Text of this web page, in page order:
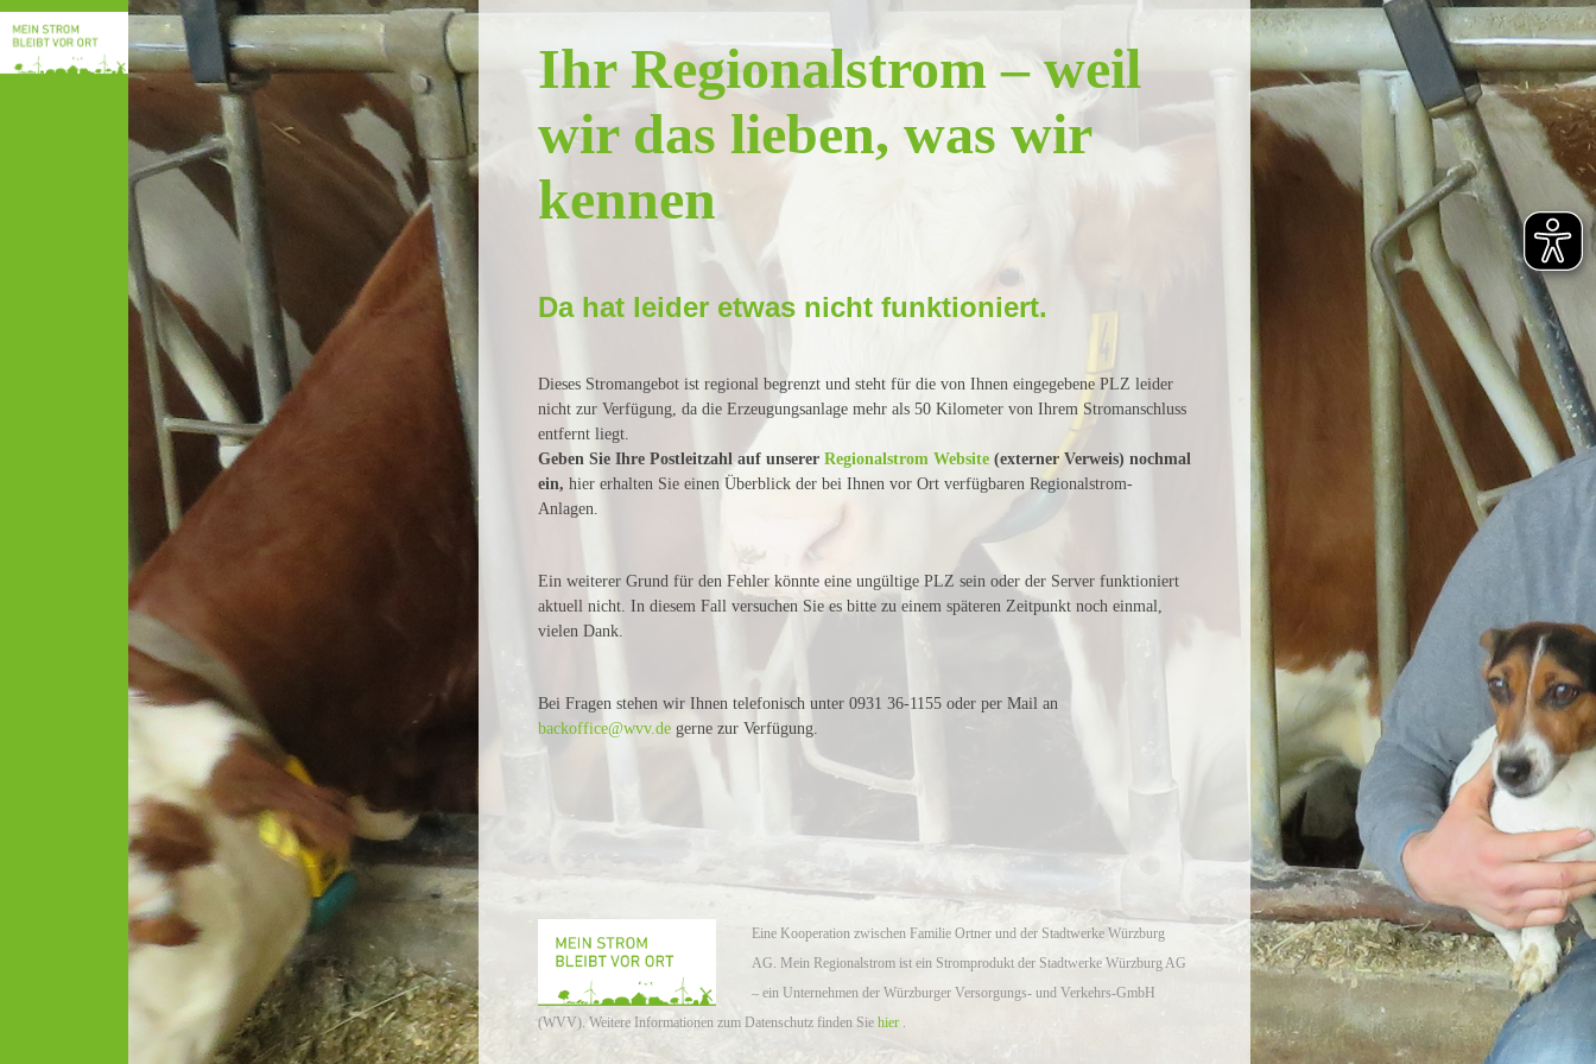
Ihr Regionalstrom – weil
wir das lieben, was wir
kennen
Da hat leider etwas nicht funktioniert.
Dieses Stromangebot ist regional begrenzt und steht für die von Ihnen eingegebene PLZ leider
nicht zur Verfügung, da die Erzeugungsanlage mehr als 50 Kilometer von Ihrem Stromanschluss
entfernt liegt.
Geben Sie Ihre Postleitzahl auf unsererRegionalstrom Website (externer Verweis) nochmal
ein, hier erhalten Sie einen Überblick der bei Ihnen vor Ort verfügbaren Regionalstrom-
Anlagen.
Ein weiterer Grund für den Fehler könnte eine ungültige PLZ sein oder der Server funktioniert
aktuell nicht. In diesem Fall versuchen Sie es bitte zu einem späteren Zeitpunkt noch einmal,
vielen Dank.
Bei Fragen stehen wir Ihnen telefonisch unter 0931 36-1155 oder per Mail an
backoffice@wvv.de gerne zur Verfügung.
Eine Kooperation zwischen Familie Ortner und der Stadtwerke Würzburg
AG. Mein Regionalstrom ist ein Stromprodukt der Stadtwerke Würzburg AG
– ein Unternehmen der Würzburger Versorgungs- und Verkehrs-GmbH
(WVV). Weitere Informationen zum Datenschutz finden Siehier .